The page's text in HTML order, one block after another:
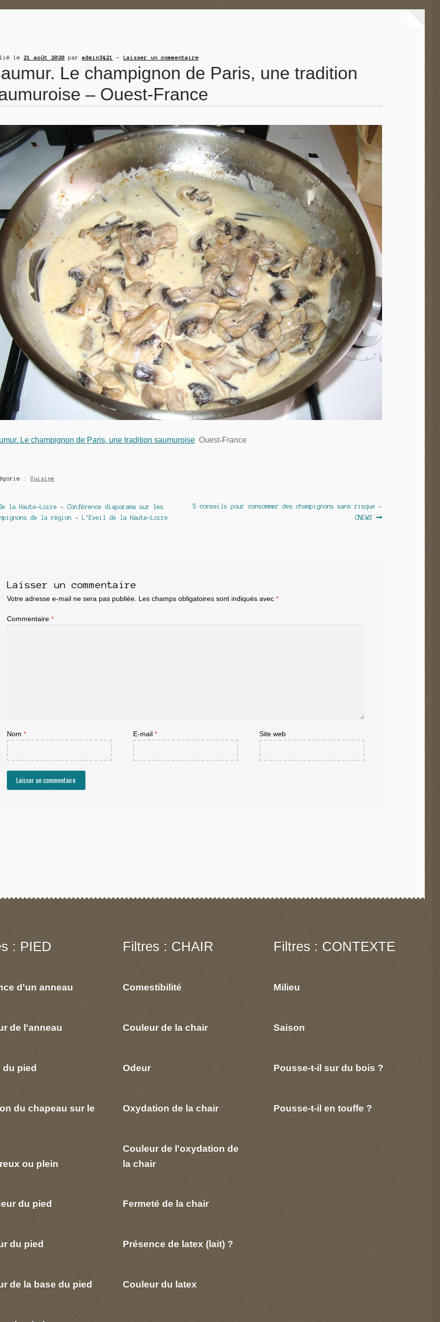
le 21 août 2020 paradmin3421 — Laisser un commentaire
Le champignon de Paris, une tradition
– Ouest-France
Le champignon de Paris, une tradition saumuroise Ouest-France
: Cuisine
:
la Haute-Loire – Conférence diaporama sur les
de la région – L’Eveil de la Haute-Loire
Article
5 conseils pour consommer des champignons sans risque –
CNEWS
Laisser un commentaire
Votre adresse e-mail ne sera pas publiée. Les champs obligatoires sont indiqués avec *
Commentaire *
Nom * E-mail * Site web
: PIED
d'un anneau
de l'anneau
du pied
du chapeau sur le
ou plein
du pied
du pied
de la base du pied
Filtres : CHAIR
Comestibilité
Couleur de la chair
Odeur
Oxydation de la chair
Couleur de l'oxydation de
la chair
Fermeté de la chair
Présence de latex (lait) ?
Couleur du latex
Filtres : CONTEXTE
Milieu
Saison
Pousse-t-il sur du bois ?
Pousse-t-il en touffe ?